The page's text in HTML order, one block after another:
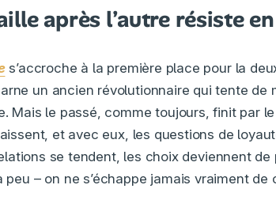
après l’autre résiste
s’accroche à la première place pour la
un ancien révolutionnaire qui tente de
Mais le passé, comme toujours, finit par le
et avec eux, les questions de
se tendent, les choix deviennent
peu – on ne s’échappe jamais vraiment de